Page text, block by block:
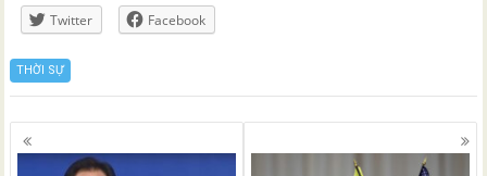
Twitter Facebook
THỜI SỰ
Posts
navigation